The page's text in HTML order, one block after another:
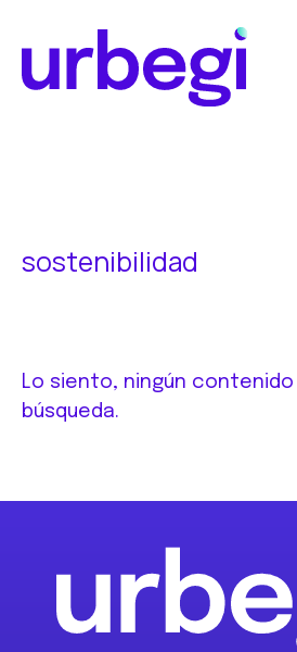
contenido
pie
sostenibilidad
Lo siento, ningún
búsqueda.
Footer